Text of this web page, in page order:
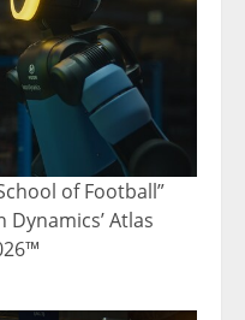
of Football”
Atlas